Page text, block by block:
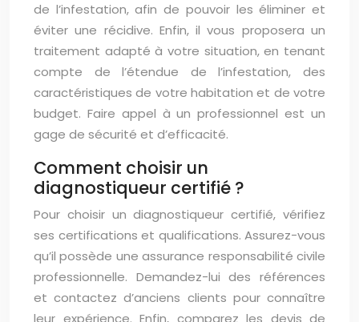
de l’infestation, afin de pouvoir les éliminer et
éviter une récidive. Enfin, il vous proposera un
traitement adapté à votre situation, en tenant
compte de l’étendue de l’infestation, des
caractéristiques de votre habitation et de votre
budget. Faire appel à un professionnel est un
gage de sécurité et d’efficacité.
Comment choisir un
diagnostiqueur certifié ?
Pour choisir un diagnostiqueur certifié, vérifiez
ses certifications et qualifications. Assurez-vous
qu’il possède une assurance responsabilité civile
professionnelle. Demandez-lui des références
et contactez d’anciens clients pour connaître